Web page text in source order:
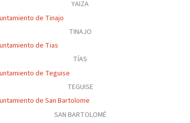
YAIZA
TINAJO
TÍAS
TEGUISE
SAN BARTOLOMÉ